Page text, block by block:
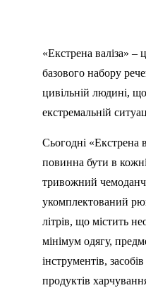
«Екстрена валіза» –
базового набору
цивільній людині,
екстремальній
Сьогодні «Екстрена
повинна бути в
тривожний
укомплектований
літрів, що містить
мінімум одягу,
інструментів,
продуктів